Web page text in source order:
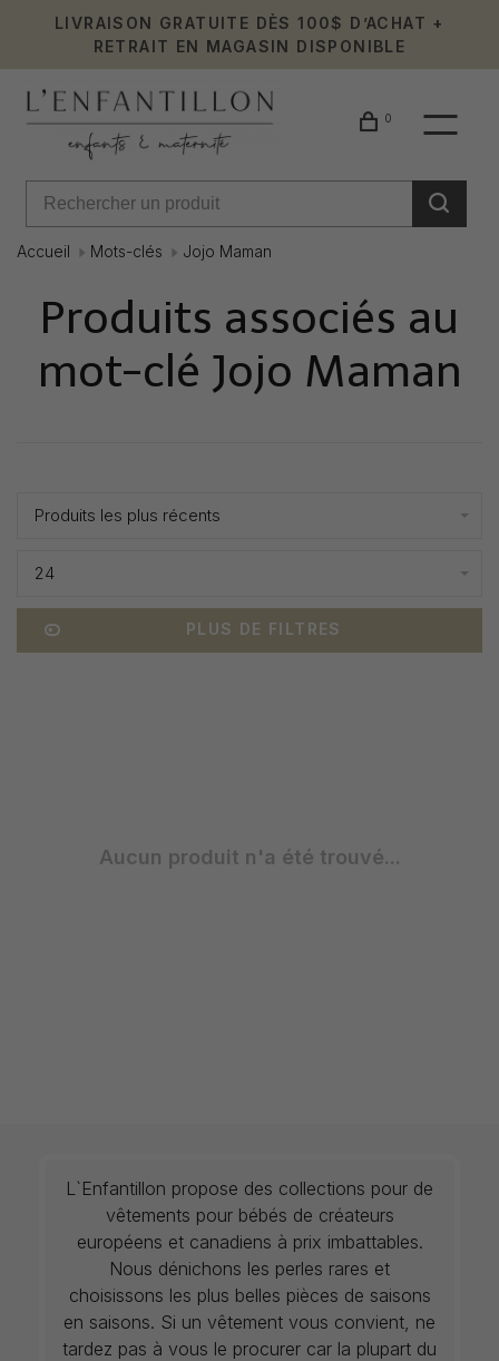
LIVRAISON GRATUITE DÈS 100$ D’ACHAT +
RETRAIT EN MAGASIN DISPONIBLE
0
Accueil Mots-clés Jojo Maman
Produits associés au
mot-clé Jojo Maman
Produits les plus récents
24
PLUS DE FILTRES
Aucun produit n'a été trouvé...
L`Enfantillon propose des collections pour de
vêtements pour bébés de créateurs
européens et canadiens à prix imbattables.
Nous dénichons les perles rares et
choisissons les plus belles pièces de saisons
en saisons. Si un vêtement vous convient, ne
tardez pas à vous le procurer car la plupart du